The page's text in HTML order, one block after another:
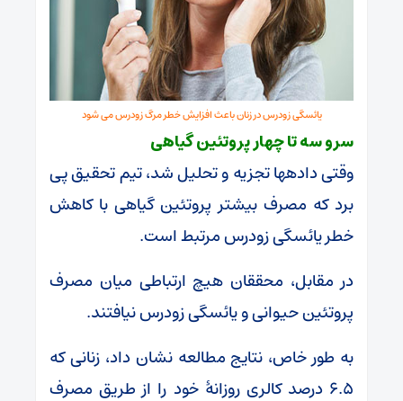
یائسگی زودرس در زنان باعث افزایش خطر مرگ زودرس می شود
سرو سه تا چهار پروتئین گیاهی
وقتی داده‎ها تجزیه و تحلیل شد، تیم تحقیق پی
برد که مصرف بیشتر پروتئین گیاهی با کاهش
خطر یائسگی زودرس مرتبط است.
در مقابل، محققان هیچ ارتباطی میان مصرف
پروتئین حیوانی و یائسگی زودرس نیافتند.
به طور خاص، نتایج مطالعه نشان داد، زنانی که
6.5 درصد کالری روزانۀ خود را از طریق مصرف